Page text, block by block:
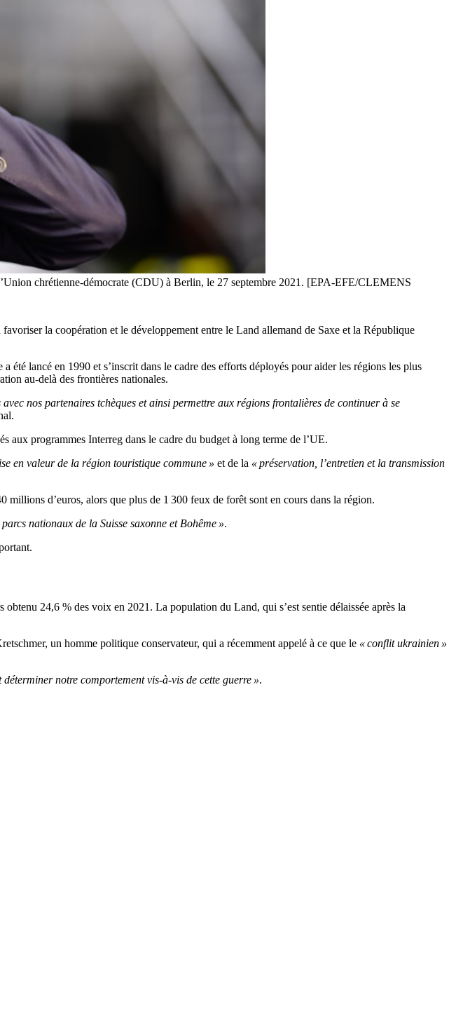
chrétienne-démocrate (CDU) à Berlin, le 27 septembre 2021. [EPA-EFE/CLEMENS
la coopération et le développement entre le Land allemand de Saxe et la République
lancé en 1990 et s’inscrit dans le cadre des efforts déployés pour aider les régions les plus
au-delà des frontières nationales.
nos partenaires tchèques et ainsi permettre aux régions frontalières de continuer à se
aux programmes Interreg dans le cadre du budget à long terme de l’UE.
en valeur de la région touristique commune » et de la « préservation, l’entretien et la transmission
millions d’euros, alors que plus de 1 300 feux de forêt sont en cours dans la région.
nationaux de la Suisse saxonne et Bohême ».
24,6 % des voix en 2021. La population du Land, qui s’est sentie délaissée après la
un homme politique conservateur, qui a récemment appelé à ce que le « conflit ukrainien »
notre comportement vis-à-vis de cette guerre ».